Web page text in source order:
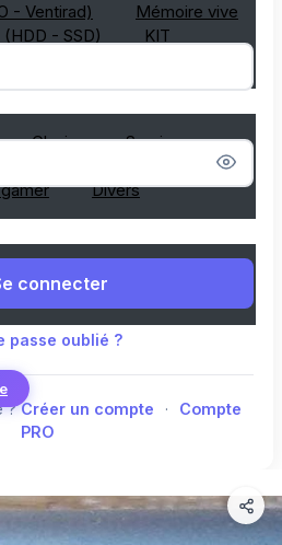
- Ventirad)
Mémoire vive
- SSD)
KIT
Clavier
Souris
Divers
AMD
PC gamer
connecter
passe oublié ?
? Créer un compte ·
Compte
PRO